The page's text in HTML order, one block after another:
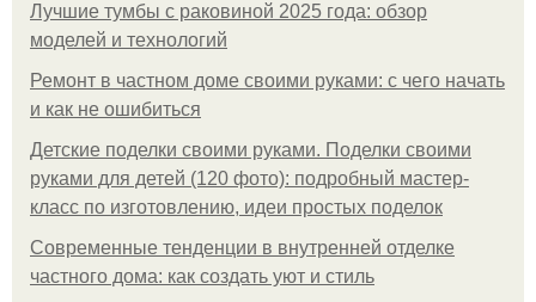
Лучшие тумбы с раковиной 2025 года: обзор
моделей и технологий
Ремонт в частном доме своими руками: с чего начать
и как не ошибиться
Детские поделки своими руками. Поделки своими
руками для детей (120 фото): подробный мастер-
класс по изготовлению, идеи простых поделок
Современные тенденции в внутренней отделке
частного дома: как создать уют и стиль